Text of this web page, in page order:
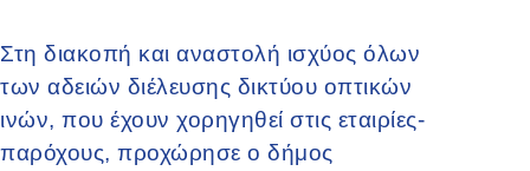
Στη διακοπή και αναστολή ισχύος όλων
των αδειών διέλευσης δικτύου οπτικών
ινών, που έχουν χορηγηθεί στις εταιρίες-
παρόχους, προχώρησε ο δήμος